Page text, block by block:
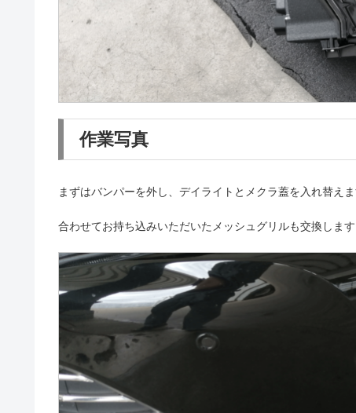
作業写真
まずはバンパーを外し、デイライトとメクラ蓋を入れ替えま
合わせてお持ち込みいただいたメッシュグリルも交換します